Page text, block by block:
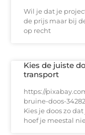
Wil je dat je
de prijs maar bij
op recht
Kies de juiste
transport
https://
bruine-doos-
Kies je doos zo
hoef je meestal